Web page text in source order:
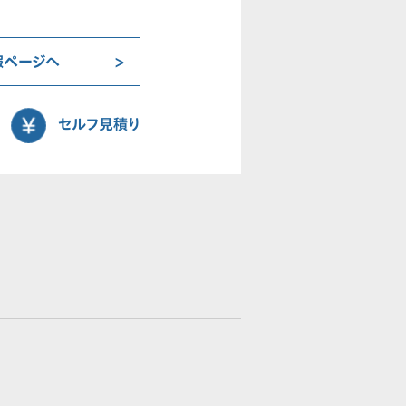
ページへ
セルフ見積り